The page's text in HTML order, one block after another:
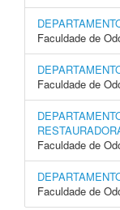
Faculdade de
Faculdade de
Faculdade de
Faculdade de